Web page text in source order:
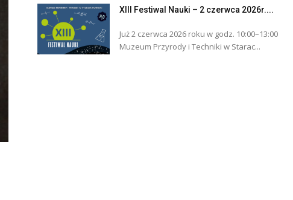
XIII Festiwal Nauki – 2 czerwca 2026r....
Już 2 czerwca 2026 roku w godz. 10:00–13:00
Muzeum Przyrody i Techniki w Starac...